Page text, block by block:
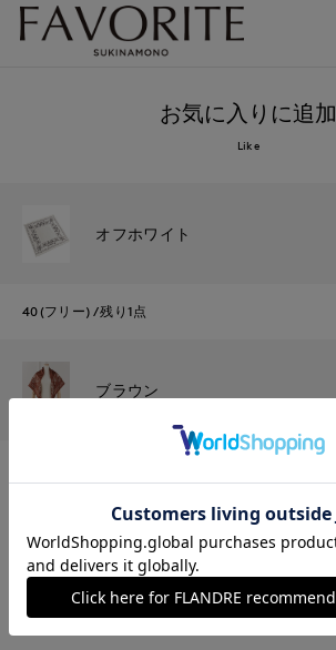
お気に入りに追加
Like
オフホワイト
40(フリー) 残り1点
ブラウン